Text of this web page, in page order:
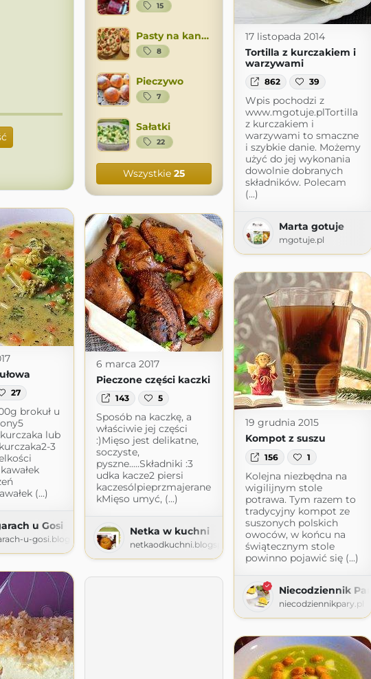
15
Pasty na kanapki
8
Pieczywo
7
Sałatki
22
Wszystkie 25
17 listopada 2014
Tortilla z kurczakiem i
warzywami
862 39
Wpis pochodzi z
www.mgotuje.plTortilla
z kurczakiem i
warzywami to smaczne
i szybkie danie. Możemy
użyć do jej wykonania
dowolnie dobranych
składników. Polecam
(...)
Marta gotuje
mgotuje.pl
27
brokuł u
lub
3
(...)
u Gosi
u-gosi.blogspot.com
6 marca 2017
Pieczone części kaczki
143 5
Sposób na kaczkę, a
właściwie jej części
:)Mięso jest delikatne,
soczyste,
pyszne.....Składniki :3
udka kacze2 piersi
kaczesólpieprzmajerane
kMięso umyć, (...)
Netka w kuchni
netkaodkuchni.blogspot.com
19 grudnia 2015
Kompot z suszu
156 1
Kolejna niezbędna na
wigilijnym stole
potrawa. Tym razem to
tradycyjny kompot ze
suszonych polskich
owoców, w końcu na
świątecznym stole
powinno pojawić się (...)
Niecodziennik Pary
niecodziennikpary.pl